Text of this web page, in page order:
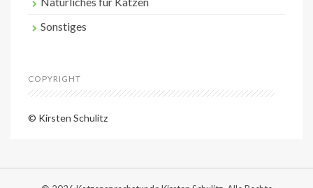
Sonstiges
COPYRIGHT
© Kirsten Schulitz